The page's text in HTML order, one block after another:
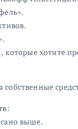
которые хотите
выше.